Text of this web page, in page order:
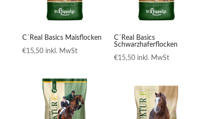
C´Real Basics Maisflocken
€15,50 inkl. MwSt
C´Real Basics
Schwarzhaferflocken
€15,50 inkl. MwSt